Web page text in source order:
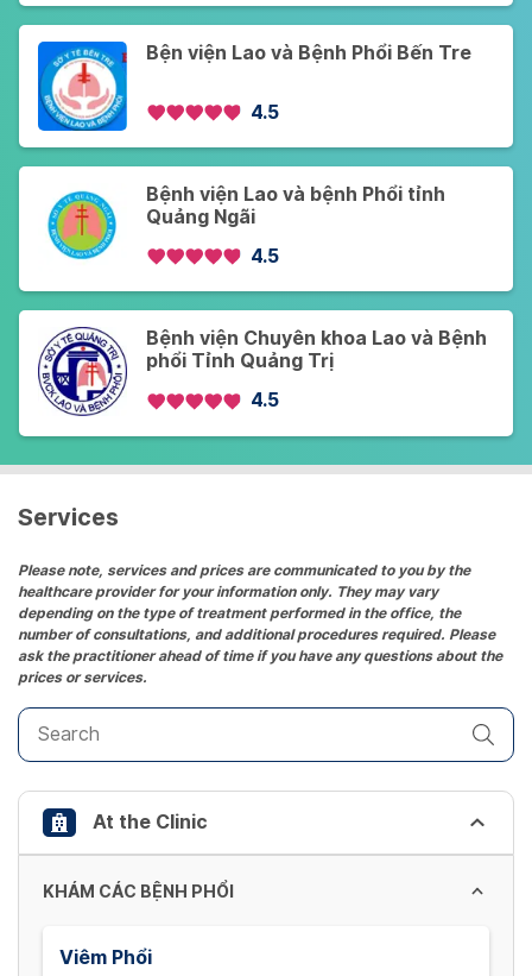
Bện viện Lao và Bệnh Phổi Bến Tre
4.5
Bệnh viện Lao và bệnh Phổi tỉnh
Quảng Ngãi
4.5
Bệnh viện Chuyên khoa Lao và Bệnh
phổi Tỉnh Quảng Trị
4.5
Services
Please note, services and prices are communicated to you by the
healthcare provider for your information only. They may vary
depending on the type of treatment performed in the office, the
number of consultations, and additional procedures required. Please
ask the practitioner ahead of time if you have any questions about the
prices or services.
At the Clinic
KHÁM CÁC BỆNH PHỔI
Viêm Phổi